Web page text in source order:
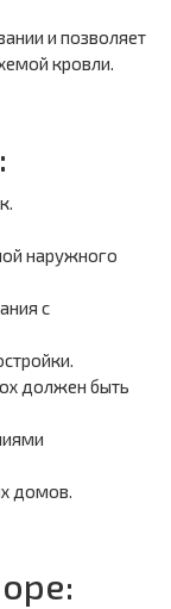
и позволяет
кровли.
наружного
с
должен быть
домов.